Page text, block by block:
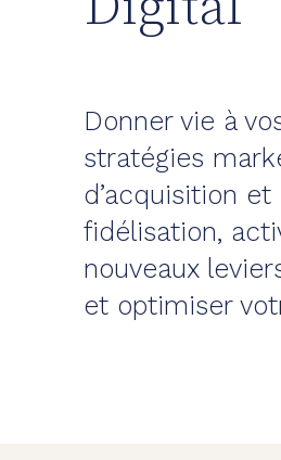
Donner vie à
stratégies
d’acquisition et
fidélisation,
nouveaux
et optimiser